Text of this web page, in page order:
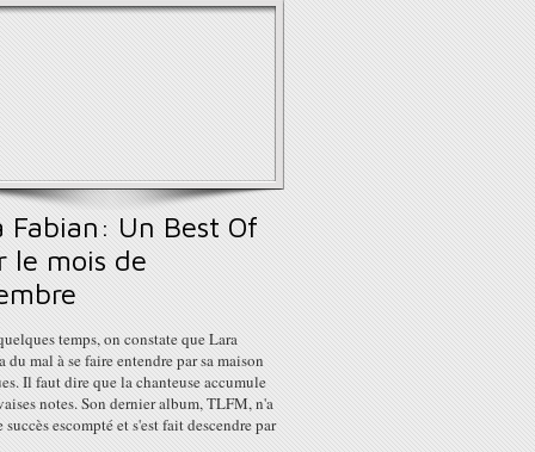
Fabian: Un Best Of
le mois de
temps, on constate que Lara
du mal à se faire entendre par sa maison
Il faut dire que la chanteuse accumule
notes. Son dernier album, TLFM, n'a
succès escompté et s'est fait descendre par